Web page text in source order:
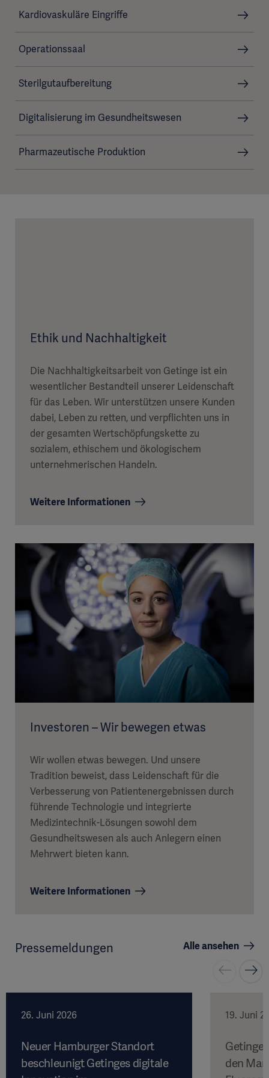
Kardiovaskuläre Eingriffe
Operationssaal
Sterilgutaufbereitung
Digitalisierung im Gesundheitswesen
Pharmazeutische Produktion
Ethik und Nachhaltigkeit
Die Nachhaltigkeitsarbeit von Getinge ist ein
wesentlicher Bestandteil unserer Leidenschaft
für das Leben. Wir unterstützen unsere Kunden
dabei, Leben zu retten, und verpflichten uns in
der gesamten Wertschöpfungskette zu
sozialem, ethischem und ökologischem
unternehmerischen Handeln.
Weitere Informationen
Investoren – Wir bewegen etwas
Wir wollen etwas bewegen. Und unsere
Tradition beweist, dass Leidenschaft für die
Verbesserung von Patientenergebnissen durch
führende Technologie und integrierte
Medizintechnik-Lösungen sowohl dem
Gesundheitswesen als auch Anlegern einen
Mehrwert bieten kann.
Weitere Informationen
Pressemeldungen Alle ansehen
26. Juni 2026
Neuer Hamburger Standort
beschleunigt Getinges digitale
19. Juni
Getinge
den